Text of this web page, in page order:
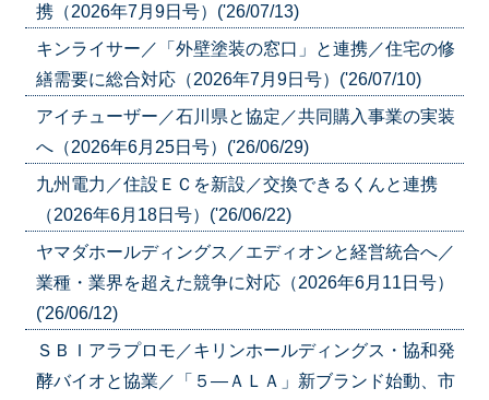
携（2026年7月9日号）('26/07/13)
キンライサー／「外壁塗装の窓口」と連携／住宅の修
繕需要に総合対応（2026年7月9日号）('26/07/10)
アイチューザー／石川県と協定／共同購入事業の実装
へ（2026年6月25日号）('26/06/29)
九州電力／住設ＥＣを新設／交換できるくんと連携
（2026年6月18日号）('26/06/22)
ヤマダホールディングス／エディオンと経営統合へ／
業種・業界を超えた競争に対応（2026年6月11日号）
('26/06/12)
ＳＢＩアラプロモ／キリンホールディングス・協和発
酵バイオと協業／「５―ＡＬＡ」新ブランド始動、市